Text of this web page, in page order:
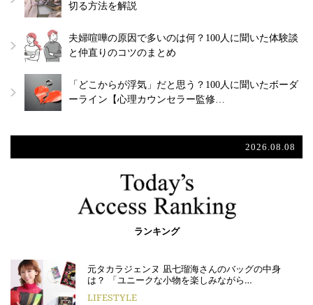
切る方法を解説
夫婦喧嘩の原因で多いのは何？100人に聞いた体験談
と仲直りのコツのまとめ
「どこからが浮気」だと思う？100人に聞いたボーダ
ーライン【心理カウンセラー監修…
2026.08.08
ランキング
元タカラジェンヌ 凪七瑠海さんのバッグの中身
は？ 「ユニークな小物を楽しみながら…
LIFESTYLE